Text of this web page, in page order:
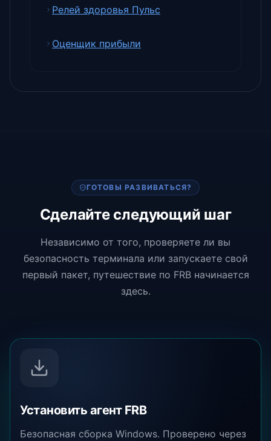
Релей здоровья Пульс
Оценщик прибыли
ГОТОВЫ РАЗВИВАТЬСЯ?
Сделайте следующий шаг
Независимо от того, проверяете ли вы
безопасность терминала или запускаете свой
первый пакет, путешествие по FRB начинается
здесь.
Установить агент FRB
Безопасная сборка Windows. Проверено через